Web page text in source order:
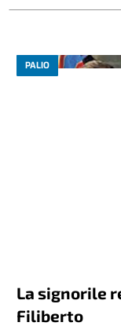
PALIO
La signorile
Filiberto